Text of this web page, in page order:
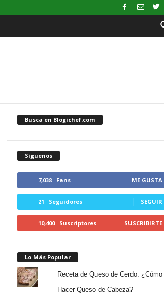
Busca en Blogichef.com
Síguenos
7,038 Fans ME GUSTA
21 Seguidores SEGUIR
10,400 Suscriptores SUSCRIBIRTE
Lo Más Popular
Receta de Queso de Cerdo: ¿Cómo
Hacer Queso de Cabeza?